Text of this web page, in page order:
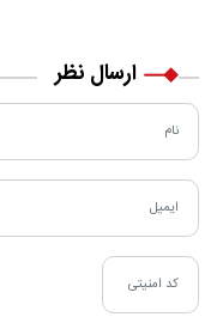
ارسال نظر